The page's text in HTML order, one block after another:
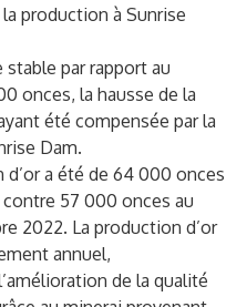
production à Sunrise
stable par rapport au
onces, la hausse de la
été compensée par la
Dam.
a été de 64 000 onces
57 000 onces au
2022. La production d’or
annuel,
de la qualité